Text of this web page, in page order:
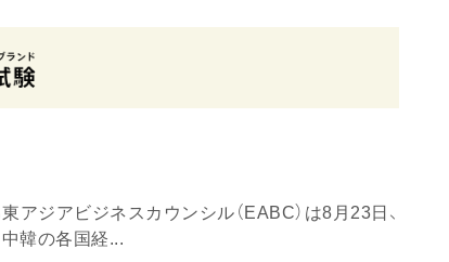
アジアビジネスカウンシル（EABC）は8月23日、
韓の各国経...